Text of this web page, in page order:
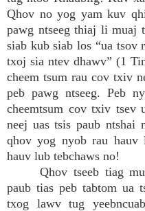
Qhov no yog yam kuv
pawg ntseeg thiaj li muaj
siab kub siab los “ua tsov
txoj sia ntev dhawv” (1
cheem tsum rau cov txiv
peb pawg ntseeg. Peb
cheemtsum cov txiv
neej uas tsis paub ntshai
qhov yog nyob rau hauv
hauv lub tebchaws no!
Qhov tseeb tiag
paub tias peb tabtom ua
txog lawv tug